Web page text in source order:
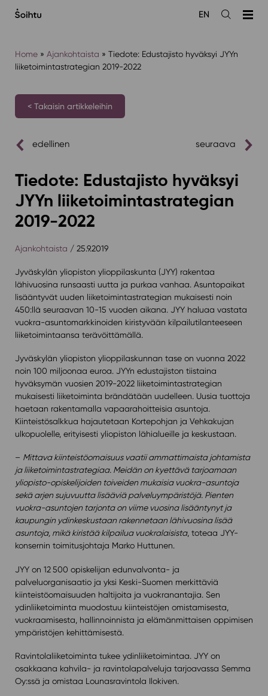
sisältöön
Avaa
EN
Home» Ajankohtaista » Tiedote: Edustajisto hyväksyi JYYn
liiketoimintastrategian 2019-2022
< Takaisin artikkeleihin
edellinen seuraava
Tiedote: Edustajisto hyväksyi
JYYn liiketoimintastrategian
2019-2022
Ajankohtaista / 25.9.2019
Jyväskylän yliopiston ylioppilaskunta (JYY) rakentaa
lähivuosina runsaasti uutta ja purkaa vanhaa. Asuntopaikat
lisääntyvät uuden liiketoimintastrategian mukaisesti noin
450:llä seuraavan 10-15 vuoden aikana. JYY haluaa vastata
vuokra-asuntomarkkinoiden kiristyvään kilpailutilanteeseen
liiketoimintaansa terävöittämällä.
Jyväskylän yliopiston ylioppilaskunnan tase on vuonna 2022
noin 100 miljoonaa euroa. JYYn edustajiston tiistaina
hyväksymän vuosien 2019-2022 liiketoimintastrategian
mukaisesti liiketoiminta brändätään uudelleen. Uusia tuottoja
haetaan rakentamalla vapaarahoitteisia asuntoja.
Kiinteistösalkkua hajautetaan Kortepohjan ja Vehkakujan
ulkopuolelle, erityisesti yliopiston lähialueille ja keskustaan.
– Mittava kiinteistöomaisuus vaatii ammattimaista johtamista
ja liiketoimintastrategiaa. Meidän on kyettävä tarjoamaan
yliopisto-opiskelijoiden toiveiden mukaisia vuokra-asuntoja
sekä arjen sujuvuutta lisääviä palveluympäristöjä. Pienten
vuokra-asuntojen tarjonta on viime vuosina lisääntynyt ja
kaupungin ydinkeskustaan rakennetaan lähivuosina lisää
asuntoja, mikä kiristää kilpailua vuokralaisista, toteaa JYY-
konsernin toimitusjohtaja Marko Huttunen.
JYY on 12500 opiskelijan edunvalvonta- ja
palveluorganisaatio ja yksi Keski-Suomen merkittäviä
kiinteistöomaisuuden haltijoita ja vuokranantajia. Sen
ydinliiketoiminta muodostuu kiinteistöjen omistamisesta,
vuokraamisesta, hallinnoinnista ja elämänmittaisen oppimisen
ympäristöjen kehittämisestä.
Ravintolaliiketoiminta tukee ydinliiketoimintaa. JYY on
osakkaana kahvila- ja ravintolapalveluja tarjoavassa Semma
Oy:ssä ja omistaa Lounasravintola Ilokiven.